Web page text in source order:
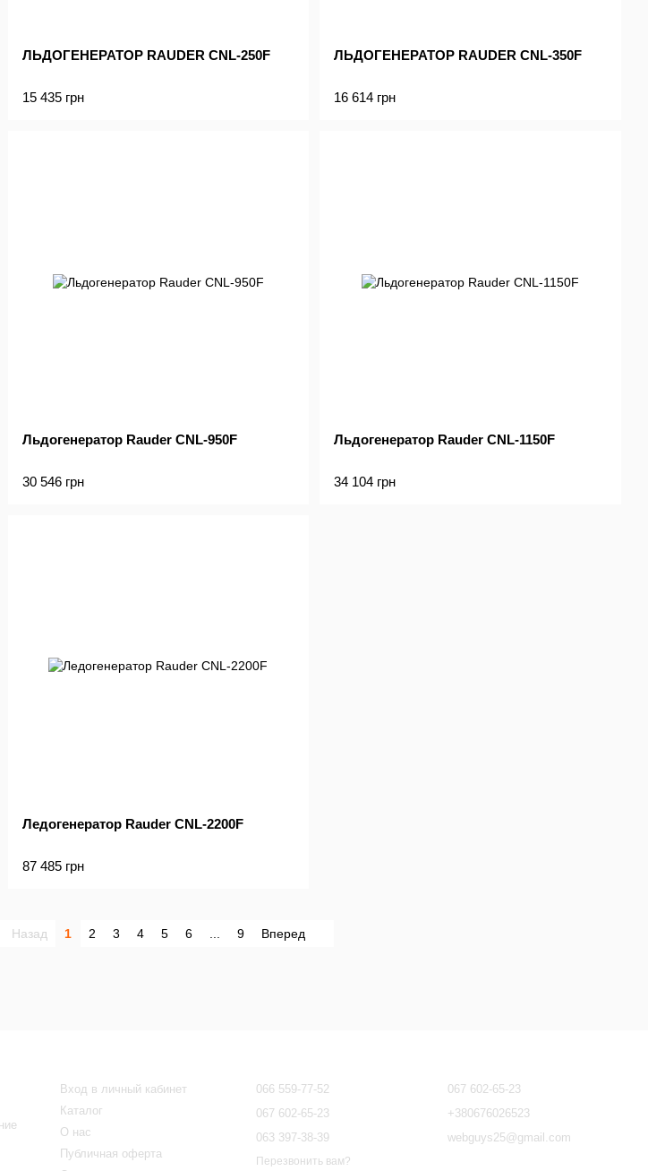
ЛЬДОГЕНЕРАТОР RAUDER CNL-250F
15 435 грн
ЛЬДОГЕНЕРАТОР RAUDER CNL-350F
16 614 грн
Льдогенератор Rauder CNL-950F
30 546 грн
Льдогенератор Rauder CNL-1150F
34 104 грн
Ледогенератор Rauder CNL-2200F
87 485 грн
Назад 1 2 3 4 5 6 9 Вперед
Вход в личный кабинет
Каталог
О нас
Публичная оферта
066 559-77-52
067 602-65-23
063 397-38-39
Перезвонить вам?
067 602-65-23
+380676026523
webguys25@gmail.com